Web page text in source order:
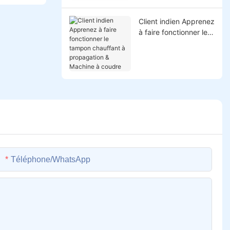
Client indien Apprenez
à faire fonctionner le
Téléphone/WhatsApp